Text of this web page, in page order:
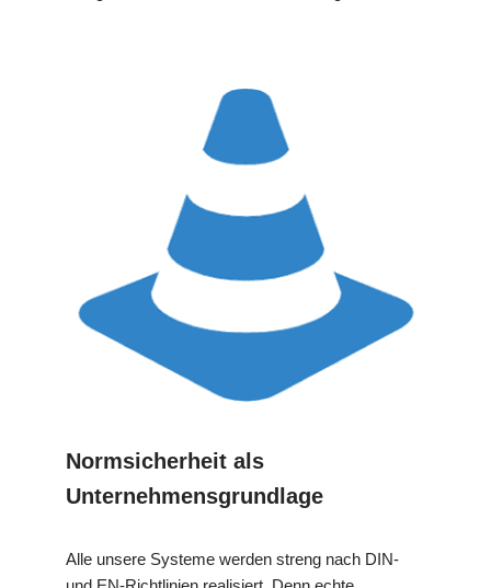
Normsicherheit als
Unternehmensgrundlage
Alle unsere Systeme werden streng nach DIN-